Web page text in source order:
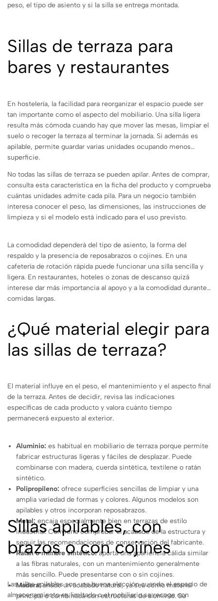
peso, el tipo de asiento y si la silla se entrega montada.
Sillas de terraza para
bares y restaurantes
En hostelería, la facilidad para reorganizar el espacio puede ser
tan importante como el aspecto del mobiliario. Una silla ligera
resulta más cómoda cuando hay que mover las mesas, limpiar el
suelo o recoger la terraza al terminar la jornada. Si además es
apilable, permite guardar varias unidades ocupando menos
superficie.
No todas las sillas de terraza se pueden apilar. Antes de comprar,
consulta esta característica en la ficha del producto y comprueba
cuántas unidades admite cada pila. Para un negocio también
interesa conocer el peso, las dimensiones, las instrucciones de
limpieza y si el modelo está indicado para el uso previsto.
La comodidad dependerá del tipo de asiento, la forma del
respaldo y la presencia de reposabrazos o cojines. En una
cafetería de rotación rápida puede funcionar una silla sencilla y
ligera. En restaurantes, hoteles o zonas de descanso quizá
interese dar más importancia al apoyo y a la comodidad durante
comidas largas.
¿Qué material elegir para
las sillas de terraza?
El material influye en el peso, el mantenimiento y el aspecto final
de la terraza. Antes de decidir, revisa las indicaciones
específicas de cada producto y valora cuánto tiempo
permanecerá expuesto al exterior.
Aluminio: es habitual en mobiliario de terraza porque permite
fabricar estructuras ligeras y fáciles de desplazar. Puede
combinarse con madera, cuerda sintética, textilene o ratán
sintético.
Polipropileno: ofrece superficies sencillas de limpiar y una
amplia variedad de formas y colores. Algunos modelos son
apilables y otros incorporan reposabrazos.
Metal: encaja especialmente bien en terrazas de estilo
industrial. Conviene comprobar el acabado de la estructura y
seguir las recomendaciones de conservación del fabricante.
Ratán o mimbre sintético:aporta una apariencia cálida similar
a las fibras naturales, con un mantenimiento generalmente
más sencillo. Puede presentarse con o sin cojines.
Madera:añade un acabado natural, ya sea como material
principal o combinada con estructuras de aluminio. Su
Sillas apilables, con
brazos o con cojines
Las sillas apilables son una buena elección cuando el espacio de
almacenamiento es limitado o el mobiliario se recoge con